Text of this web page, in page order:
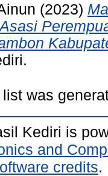
(2023)
list was
Kediri is
and
credits.